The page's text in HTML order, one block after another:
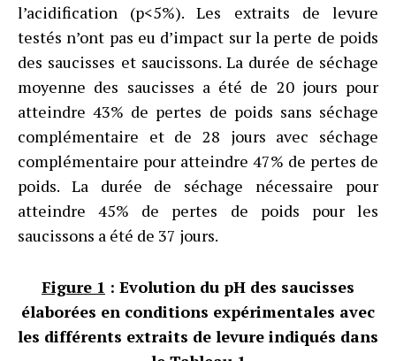
l’acidification (p<5%). Les extraits de levure
testés n’ont pas eu d’impact sur la perte de poids
des saucisses et saucissons. La durée de séchage
moyenne des saucisses a été de 20 jours pour
atteindre 43% de pertes de poids sans séchage
complémentaire et de 28 jours avec séchage
complémentaire pour atteindre 47% de pertes de
poids. La durée de séchage nécessaire pour
atteindre 45% de pertes de poids pour les
saucissons a été de 37 jours.
Figure 1 : Evolution du pH des saucisses
élaborées en conditions expérimentales avec
les différents extraits de levure indiqués dans